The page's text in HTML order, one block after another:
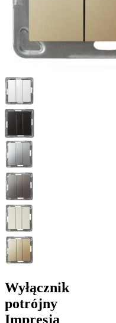
Wyłącznik
potrójny
Impresja